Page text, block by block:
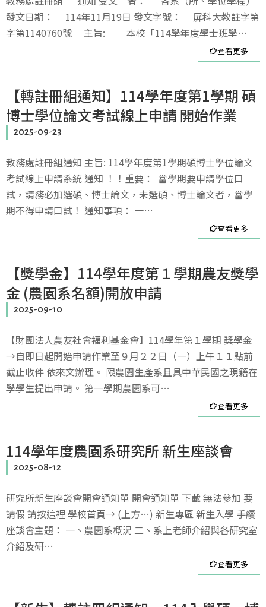
發文日期： 114年11月19日 發文字號： 屏科大教註字第
字第1140760號 主旨: 本校「114學年度學士班學…
查看更多
【轉註冊組通知】114學年度第1學期 碩
博士學位論文考試線上申請 開始作業
2025-09-23
教務處註冊組通知 主旨: 114學年度第1學期碩博士學位論文
考試線上申請系統 通知 ！！重要： 當學期要申請學位口
試，請務必加選碩、博士論文，未選碩、博士論文者，當學
期不得申請口試！ 通知事項： 一…
查看更多
【獎學金】114學年度第１學期農友獎學
金 (農園系名額)開放申請
2025-09-10
【財團法人農友社會福利基金會】114學年第１學期 獎學金
→自即日起開始申請作業至９月２２日（一）上午１１點前
截止收件 依來文辦理。 限農園生產系且具中華民國之現籍在
學學生提出申請。 第一學期農園系可…
查看更多
114學年度農園系研究所 新生座談會
2025-08-12
研究所新生座談會開會通知單 開會通知單 下載 無法參加 要
請假 請按這裡 學校首頁→ (上方…) 新生專區 新生入學 手續
座談會主題： 一、農園系概況 二、系上老師介紹與各研究室
介紹及研…
查看更多